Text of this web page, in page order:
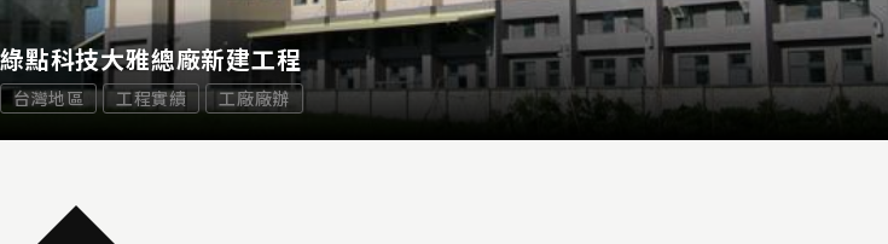
綠點科技大雅總廠新建工程
台灣地區 工程實績 工廠廠辦